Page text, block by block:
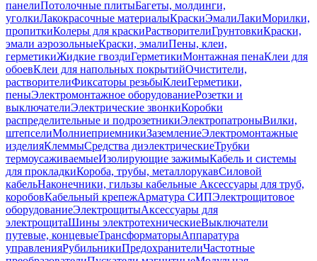
панелиПотолочные плитыБагеты, молдинги,
уголкиЛакокрасочные материалыКраскиЭмалиЛакиМорилки,
пропиткиКолеры для краскиРастворителиГрунтовкиКраски,
эмали аэрозольныеКраски, эмалиПены, клеи,
герметикиЖидкие гвоздиГерметикиМонтажная пенаКлеи для
обоевКлеи для напольных покрытийОчистители,
растворителиФиксаторы резьбыКлеиГерметики,
пеныЭлектромонтажное оборудованиеРозетки и
выключателиЭлектрические звонкиКоробки
распределительные и подрозетникиЭлектропатроныВилки,
штепселиМолниеприемникиЗаземлениеЭлектромонтажные
изделияКлеммыСредства диэлектрическиеТрубки
термоусаживаемыеИзолирующие зажимыКабель и системы
для прокладкиКороба, трубы, металлорукавСиловой
кабельНаконечники, гильзы кабельные Аксессуары для труб,
коробовКабельный крепежАрматура СИПЭлектрощитовое
оборудованиеЭлектрощитыАксессуары для
электрощитаШины электротехническиеВыключатели
путевые, концевыеТрансформаторыАппаратура
управленияРубильникиПредохранителиЧастотные